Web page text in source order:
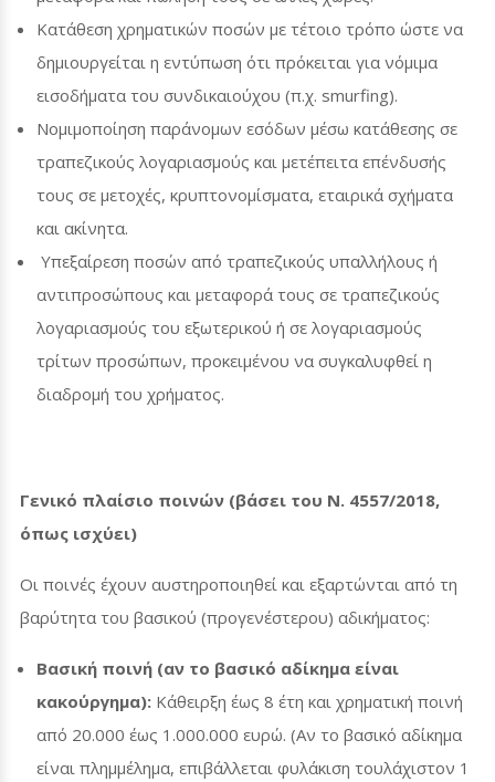
Κατάθεση χρηματικών ποσών με τέτοιο τρόπο ώστε να
δημιουργείται η εντύπωση ότι πρόκειται για νόμιμα
εισοδήματα του συνδικαιούχου (π.χ. smurfing).
Νομιμοποίηση παράνομων εσόδων μέσω κατάθεσης σε
τραπεζικούς λογαριασμούς και μετέπειτα επένδυσής
τους σε μετοχές, κρυπτονομίσματα, εταιρικά σχήματα
και ακίνητα.
Υπεξαίρεση ποσών από τραπεζικούς υπαλλήλους ή
αντιπροσώπους και μεταφορά τους σε τραπεζικούς
λογαριασμούς του εξωτερικού ή σε λογαριασμούς
τρίτων προσώπων, προκειμένου να συγκαλυφθεί η
διαδρομή του χρήματος.
Γενικό πλαίσιο ποινών (βάσει του Ν. 4557/2018,
όπως ισχύει)
Οι ποινές έχουν αυστηροποιηθεί και εξαρτώνται από τη
βαρύτητα του βασικού (προγενέστερου) αδικήματος:
Βασική ποινή (αν το βασικό αδίκημα είναι
κακούργημα): Κάθειρξη έως 8 έτη και χρηματική ποινή
από 20.000 έως 1.000.000 ευρώ. (Αν το βασικό αδίκημα
είναι πλημμέλημα, επιβάλλεται φυλάκιση τουλάχιστον 1